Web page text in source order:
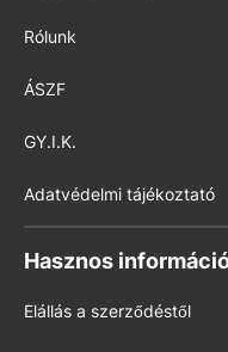
Rólunk
ÁSZF
GY.I.K.
Adatvédelmi tájékoztató
Hasznos
Elállás a szerződéstől